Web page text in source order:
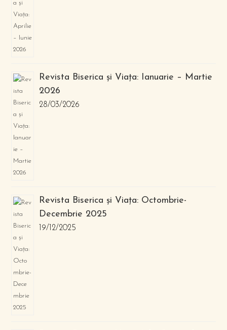
Revista Biserica și Viața: Ianuarie – Martie
2026
28/03/2026
Revista Biserica și Viața: Octombrie-
Decembrie 2025
19/12/2025